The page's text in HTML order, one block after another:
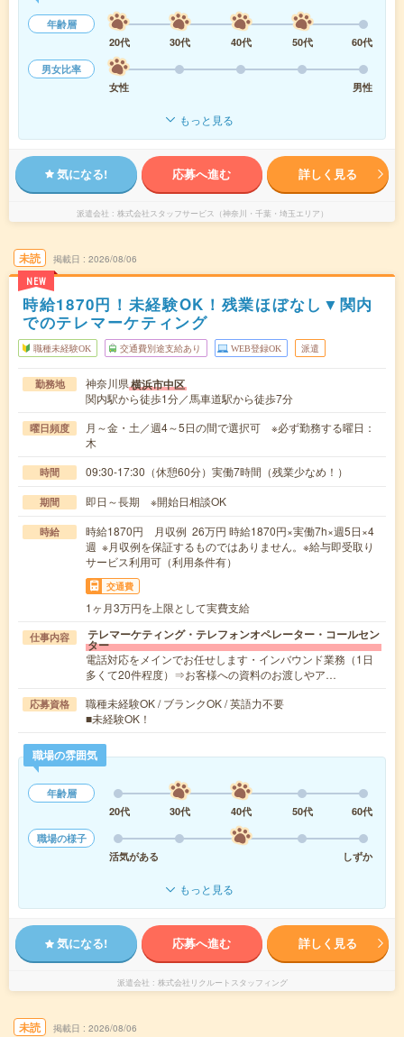
年齢層
20代
30代 40代 50代
60代
男女比率
女性
男性
もっと見る
気になる! 応募へ進む 詳しく見る
派遣会社 株式会社スタッフサービス（神奈川・千葉・埼玉エリア）
未読
NEW
掲載日 2026/08/06
時給1870円！未経験OK！残業ほぼなし▼関内
でのテレマーケティング
職種未経験OK 交通費別途支給あり WEB登録OK 派遣
勤務地 神奈川県横浜市中区
関内駅から徒歩1分／馬車道駅から徒歩7分
曜日頻度
月～金・土／週4～5日の間で選択可 ※必ず勤務する曜日：
木
時間 09:30-17:30（休憩60分）実働7時間（残業少なめ！）
期間 即日～長期 ※開始日相談OK
時給
時給1870円 月収例 26万円 時給1870円×実働7h×週5日×4
週 ※月収例を保証するものではありません。※給与即受取り
サービス利用可（利用条件有）
交通費
1ヶ月3万円を上限として実費支給
仕事内容 テレマーケティング・テレフォンオペレーター・コールセン
ター
電話対応をメインでお任せします・インバウンド業務（1日
多くて20件程度）⇒お客様への資料のお渡しやア…
応募資格
職種未経験OK / ブランクOK / 英語力不要
■未経験OK！
職場の雰囲気
年齢層
20代
30代 40代 50代
60代
職場の様子
活気がある
しずか
もっと見る
気になる! 応募へ進む 詳しく見る
派遣会社 株式会社リクルートスタッフィング
未読 掲載日 2026/08/06